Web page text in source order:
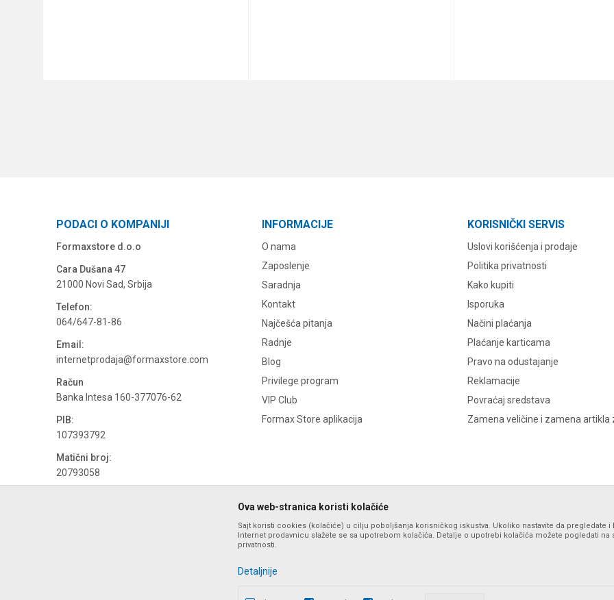
PODACI O KOMPANIJI
Formaxstore d.o.o
Cara Dušana 47
21000 Novi Sad, Srbija
Telefon:
064/647-81-86
Email:
internetprodaja@formaxstore.com
Račun
Banka Intesa 160-377076-62
PIB:
107393792
Matični broj:
20793058
INFORMACIJE
O nama
Zaposlenje
Saradnja
Kontakt
Najčešća pitanja
Radnje
Blog
Privilege program
VIP Club
Formax Store aplikacija
KORISNIČKI SERVIS
Uslovi korišćenja i prodaje
Politika privatnosti
Kako kupiti
Isporuka
Načini plaćanja
Plaćanje karticama
Pravo na odustajanje
Reklamacije
Povraćaj sredstava
Zamena veličine i zamena artikla
Ova web-stranica koristi kolačiće
Sajt koristi cookies (kolačiće) u cilju poboljšanja korisničkog iskustva. Ukoliko nastavite da pregledate i
Internet prodavnicu slažete se sa upotrebom kolačića. Detalje o upotrebi kolačića možete pogledati na
privatnosti.
Detaljnije